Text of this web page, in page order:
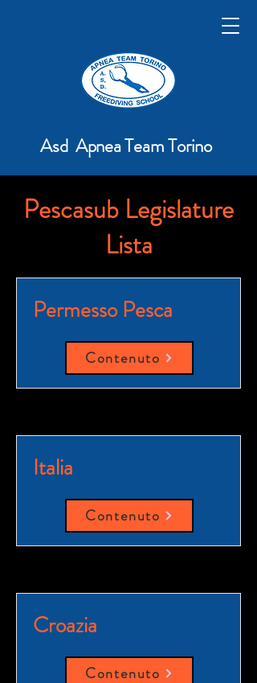
Asd Apnea Team Torino
Pescasub Legislature
Lista
Permesso Pesca
Contenuto
Italia
Contenuto
Croazia
Contenuto